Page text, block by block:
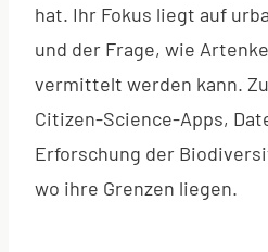
hat. Ihr Fokus liegt auf
und der Frage, wie
vermittelt werden kann.
Citizen-Science-Apps,
Erforschung der
wo ihre Grenzen liegen.